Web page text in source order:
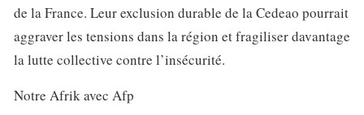
de la France. Leur exclusion durable de la Cedeao pourrait
aggraver les tensions dans la région et fragiliser davantage
la lutte collective contre l’insécurité.
Notre Afrik avec Afp